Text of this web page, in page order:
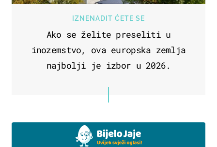
IZNENADIT ĆETE SE
Ako se želite preseliti u
inozemstvo, ova europska zemlja
najbolji je izbor u 2026.